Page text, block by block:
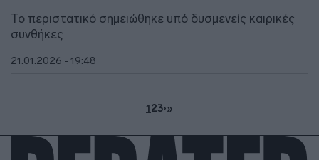
Το περιστατικό σημειώθηκε υπό δυσμενείς καιρικές
συνθήκες
21.01.2026 - 19:48
123›»